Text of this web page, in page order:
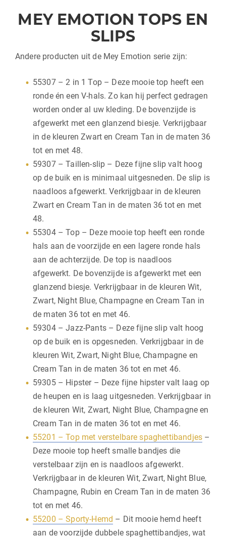
MEY EMOTION TOPS EN
SLIPS
Andere producten uit de Mey Emotion serie zijn:
55307 – 2 in 1 Top – Deze mooie top heeft een
ronde én een V-hals. Zo kan hij perfect gedragen
worden onder al uw kleding. De bovenzijde is
afgewerkt met een glanzend biesje. Verkrijgbaar
in de kleuren Zwart en Cream Tan in de maten 36
tot en met 48.
59307 – Taillen-slip – Deze fijne slip valt hoog
op de buik en is minimaal uitgesneden. De slip is
naadloos afgewerkt. Verkrijgbaar in de kleuren
Zwart en Cream Tan in de maten 36 tot en met
48.
55304 – Top – Deze mooie top heeft een ronde
hals aan de voorzijde en een lagere ronde hals
aan de achterzijde. De top is naadloos
afgewerkt. De bovenzijde is afgewerkt met een
glanzend biesje. Verkrijgbaar in de kleuren Wit,
Zwart, Night Blue, Champagne en Cream Tan in
de maten 36 tot en met 46.
59304 – Jazz-Pants – Deze fijne slip valt hoog
op de buik en is opgesneden. Verkrijgbaar in de
kleuren Wit, Zwart, Night Blue, Champagne en
Cream Tan in de maten 36 tot en met 46.
59305 – Hipster – Deze fijne hipster valt laag op
de heupen en is laag uitgesneden. Verkrijgbaar in
de kleuren Wit, Zwart, Night Blue, Champagne en
Cream Tan in de maten 36 tot en met 46.
55201 – Top met verstelbare spaghettibandjes –
Deze mooie top heeft smalle bandjes die
verstelbaar zijn en is naadloos afgewerkt.
Verkrijgbaar in de kleuren Wit, Zwart, Night Blue,
Champagne, Rubin en Cream Tan in de maten 36
tot en met 46.
55200 – Sporty-Hemd – Dit mooie hemd heeft
aan de voorzijde dubbele spaghettibandjes, wat